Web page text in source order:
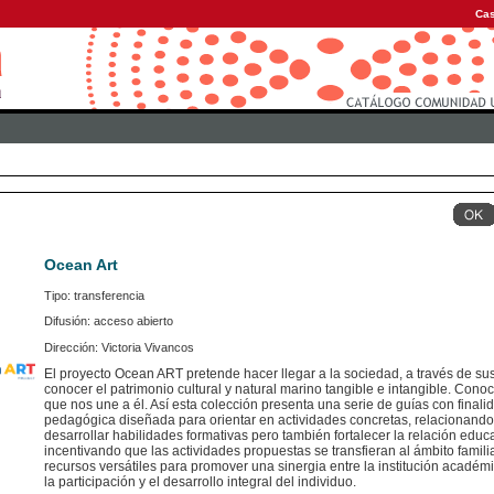
Ocean Art
Tipo: transferencia
Difusión: acceso abierto
Dirección: Victoria Vivancos
El proyecto Ocean ART pretende hacer llegar a la sociedad, a través de
conocer el patrimonio cultural y natural marino tangible e intangible.
que nos une a él. Así esta colección presenta una serie de guías con
pedagógica diseñada para orientar en actividades concretas,
desarrollar habilidades formativas pero también fortalecer la relación
incentivando que las actividades propuestas se transfieran al ámbito
recursos versátiles para promover una sinergia entre la institución
la participación y el desarrollo integral del individuo.